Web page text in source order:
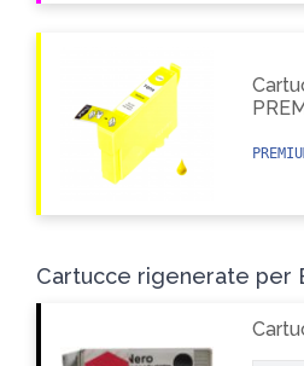
Cartucce rigenerate per